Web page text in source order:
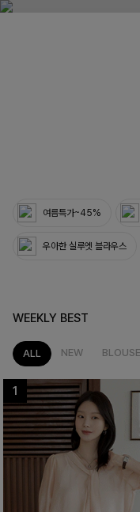
여름특가~45%
우아한 실루엣 블라우스
WEEKLY BEST
ALL NEW BLOUSE